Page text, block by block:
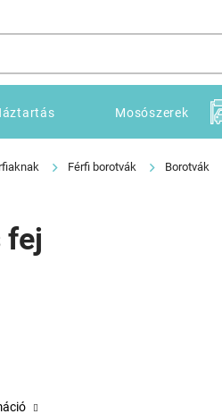
Mosószerek
Férfi borotvák Borotvák
fej